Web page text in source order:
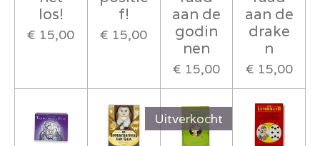
los!
€ 15,00
f!
€ 15,00
aan de
godin
nen
€ 15,00
aan de
drake
n
€ 15,00
Uitverkocht